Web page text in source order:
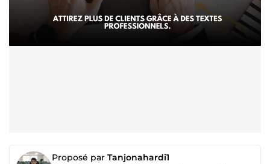
Proposé par Tanjonahardi1